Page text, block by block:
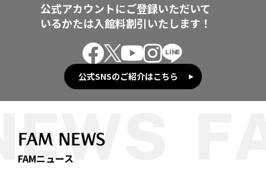
公式アカウントにご登録いただいて
いるかたは入館料割引いたします！
公式SNSのご紹介はこちら
FAM NEWS
FAMニュース